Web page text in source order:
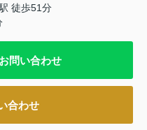
徒歩51分
問い合わせ
合わせ